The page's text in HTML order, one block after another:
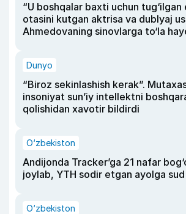
“U boshqalar baxti uchun tug‘ilgan
otasini kutgan aktrisa va dublyaj
Ahmedovaning sinovlarga to‘la
Dunyo
“Biroz sekinlashish kerak”.
insoniyat sun’iy intellektni
qolishidan xavotir bildirdi
O‘zbekiston
Andijonda Tracker’ga 21 nafar
joylab, YTH sodir etgan ayolga sud
O‘zbekiston